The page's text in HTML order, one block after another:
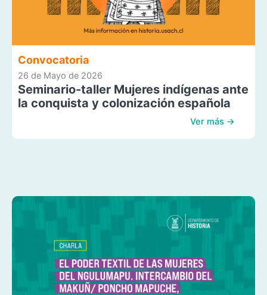
Convocatoria
26 de Mayo de 2026
Seminario-taller Mujeres indígenas ante
la conquista y colonización española
Ver más →